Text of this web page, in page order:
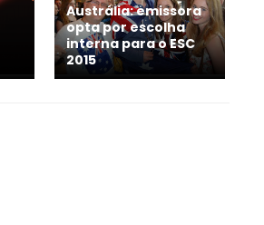
Austrália: emissora
opta por escolha
interna para o ESC
2015